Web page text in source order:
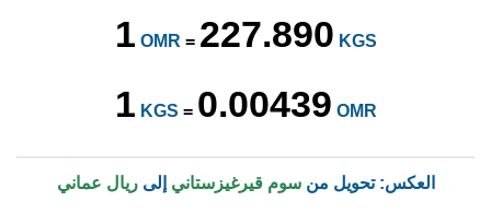
1 OMR = 227.890 KGS
1 KGS = 0.00439 OMR
العكس: تحويل منسوم قيرغيزستاني إلىريال عماني